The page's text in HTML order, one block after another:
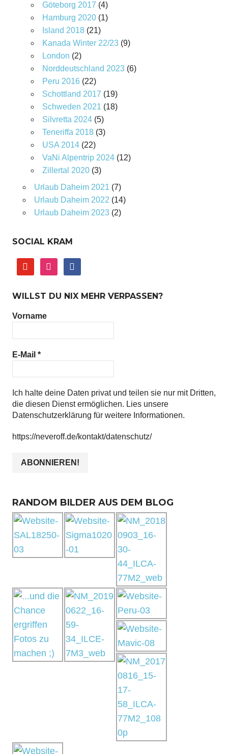
Göteborg 2017 (4)
Hamburg 2020(1)
Island 2018(21)
Kanada Winter 22/23(9)
London (2)
Norddeutschland 2023(6)
Peru 2016(22)
Schottland 2017 (19)
Schweden 2021 (18)
Silvretta 2024(5)
Teneriffa 2018(3)
USA 2014(22)
VaNi Alpentrip 2024(12)
Zillertal 2020(3)
Urlaub Daheim 2021 (7)
Urlaub Daheim 2022 (14)
Urlaub Daheim 2023(2)
SOCIAL KRAM
youtube instagramfacebook
WILLST DU NIX MEHR VERPASSEN?
Vorname
E-Mail *
Ich halte deine Daten privat und teilen sie nur mit Dritten,
die diesen Dienst ermöglichen. Lies unsere
Datenschutzerklärung für weitere Informationen.
https://neveroff.de/kontakt/datenschutz/
RANDOM BILDER AUS DEM BLOG